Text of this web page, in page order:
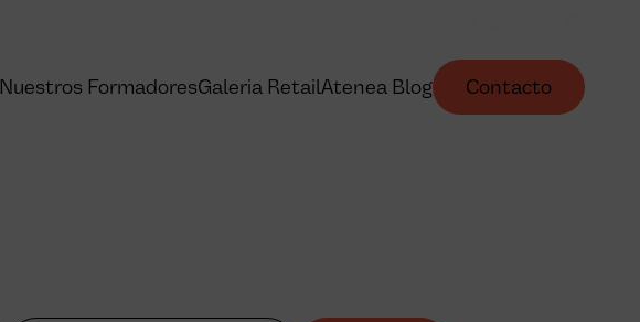
Nuestros FormadoresGaleria RetailAtenea Blog Contacto